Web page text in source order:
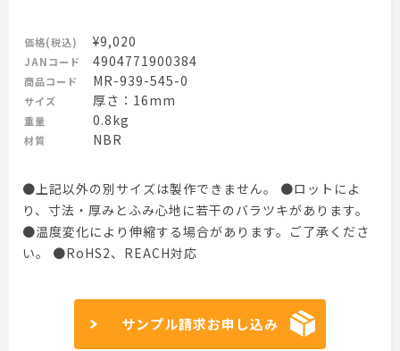
価格(税込) ¥9,020
JANコード 4904771900384
商品コード MR-939-545-0
サイズ 厚さ：16mm
重量 0.8kg
材質 NBR
●上記以外の別サイズは製作できません。 ●ロットによ
り、寸法・厚みとふみ心地に若干のバラツキがあります。
●温度変化により伸縮する場合があります。ご了承くださ
い。 ●RoHS2、REACH対応
サンプル請求お申し込み